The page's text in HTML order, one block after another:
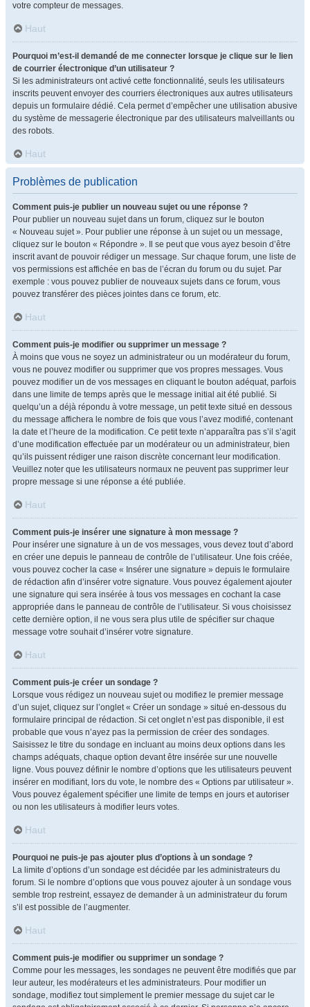
votre compteur de messages.
Haut
Pourquoi m’est-il demandé de me connecter lorsque je clique sur le lien
de courrier électronique d’un utilisateur ?
Si les administrateurs ont activé cette fonctionnalité, seuls les utilisateurs
inscrits peuvent envoyer des courriers électroniques aux autres utilisateurs
depuis un formulaire dédié. Cela permet d’empêcher une utilisation abusive
du système de messagerie électronique par des utilisateurs malveillants ou
des robots.
Haut
Problèmes de publication
Comment puis-je publier un nouveau sujet ou une réponse ?
Pour publier un nouveau sujet dans un forum, cliquez sur le bouton
« Nouveau sujet ». Pour publier une réponse à un sujet ou un message,
cliquez sur le bouton « Répondre ». Il se peut que vous ayez besoin d’être
inscrit avant de pouvoir rédiger un message. Sur chaque forum, une liste de
vos permissions est affichée en bas de l’écran du forum ou du sujet. Par
exemple : vous pouvez publier de nouveaux sujets dans ce forum, vous
pouvez transférer des pièces jointes dans ce forum, etc.
Haut
Comment puis-je modifier ou supprimer un message ?
À moins que vous ne soyez un administrateur ou un modérateur du forum,
vous ne pouvez modifier ou supprimer que vos propres messages. Vous
pouvez modifier un de vos messages en cliquant le bouton adéquat, parfois
dans une limite de temps après que le message initial ait été publié. Si
quelqu’un a déjà répondu à votre message, un petit texte situé en dessous
du message affichera le nombre de fois que vous l’avez modifié, contenant
la date et l’heure de la modification. Ce petit texte n’apparaîtra pas s’il s’agit
d’une modification effectuée par un modérateur ou un administrateur, bien
qu’ils puissent rédiger une raison discrète concernant leur modification.
Veuillez noter que les utilisateurs normaux ne peuvent pas supprimer leur
propre message si une réponse a été publiée.
Haut
Comment puis-je insérer une signature à mon message ?
Pour insérer une signature à un de vos messages, vous devez tout d’abord
en créer une depuis le panneau de contrôle de l’utilisateur. Une fois créée,
vous pouvez cocher la case « Insérer une signature » depuis le formulaire
de rédaction afin d’insérer votre signature. Vous pouvez également ajouter
une signature qui sera insérée à tous vos messages en cochant la case
appropriée dans le panneau de contrôle de l’utilisateur. Si vous choisissez
cette dernière option, il ne vous sera plus utile de spécifier sur chaque
message votre souhait d’insérer votre signature.
Haut
Comment puis-je créer un sondage ?
Lorsque vous rédigez un nouveau sujet ou modifiez le premier message
d’un sujet, cliquez sur l’onglet « Créer un sondage » situé en-dessous du
formulaire principal de rédaction. Si cet onglet n’est pas disponible, il est
probable que vous n’ayez pas la permission de créer des sondages.
Saisissez le titre du sondage en incluant au moins deux options dans les
champs adéquats, chaque option devant être insérée sur une nouvelle
ligne. Vous pouvez définir le nombre d’options que les utilisateurs peuvent
insérer en modifiant, lors du vote, le nombre des « Options par utilisateur ».
Vous pouvez également spécifier une limite de temps en jours et autoriser
ou non les utilisateurs à modifier leurs votes.
Haut
Pourquoi ne puis-je pas ajouter plus d’options à un sondage ?
La limite d’options d’un sondage est décidée par les administrateurs du
forum. Si le nombre d’options que vous pouvez ajouter à un sondage vous
semble trop restreint, essayez de demander à un administrateur du forum
s’il est possible de l’augmenter.
Haut
Comment puis-je modifier ou supprimer un sondage ?
Comme pour les messages, les sondages ne peuvent être modifiés que par
leur auteur, les modérateurs et les administrateurs. Pour modifier un
sondage, modifiez tout simplement le premier message du sujet car le